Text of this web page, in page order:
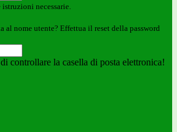
necessarie.
al nome utente? Effettua il reset della password
controllare la casella di posta elettronica!